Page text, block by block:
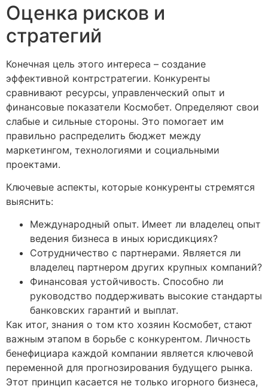
Оценка рисков и
стратегий
Конечная цель этого интереса – создание
эффективной контрстратегии. Конкуренты
сравнивают ресурсы, управленческий опыт и
финансовые показатели Космобет. Определяют свои
слабые и сильные стороны. Это помогает им
правильно распределить бюджет между
маркетингом, технологиями и социальными
проектами.
Ключевые аспекты, которые конкуренты стремятся
выяснить:
Международный опыт. Имеет ли владелец опыт
ведения бизнеса в иных юрисдикциях?
Сотрудничество с партнерами. Является ли
владелец партнером других крупных компаний?
Финансовая устойчивость. Способно ли
руководство поддерживать высокие стандарты
банковских гарантий и выплат.
Как итог, знания о том кто хозяин Космобет, стают
важным этапом в борьбе с конкурентом. Личность
бенефициара каждой компании является ключевой
переменной для прогнозирования будущего рынка.
Этот принцип касается не только игорного бизнеса,